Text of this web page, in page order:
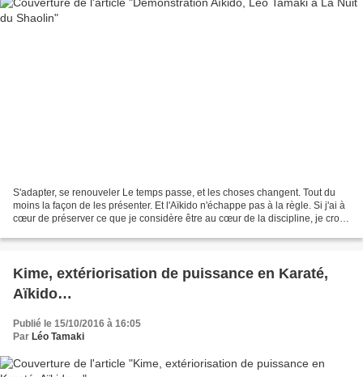
S'adapter, se renouveler Le temps passe, et les choses changent. Tout du
moins la façon de les présenter. Et l'Aïkido n'échappe pas à la règle. Si j'ai à
cœur de préserver ce que je considère être au cœur de la discipline, je crois
Kime, extériorisation de puissance en Karaté,
Aïkido…
Publié le 15/10/2016 à 16:05
Par Léo Tamaki